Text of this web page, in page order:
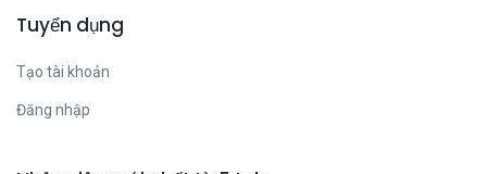
Tuyển dụng
Tạo tài khoản
Đăng nhập